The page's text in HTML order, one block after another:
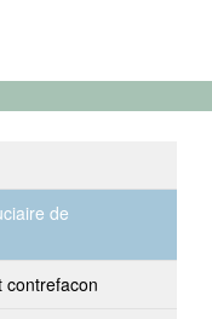
de
contrefacon